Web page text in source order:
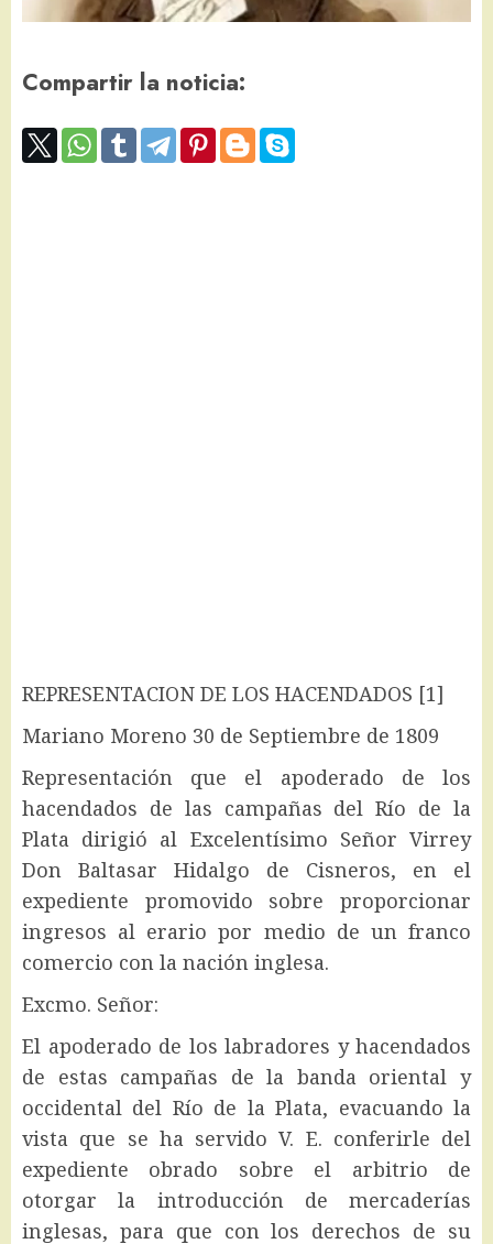
Compartir la noticia:
REPRESENTACION DE LOS HACENDADOS [1]
Mariano Moreno 30 de Septiembre de 1809
Representación que el apoderado de los
hacendados de las campañas del Río de la
Plata dirigió al Excelentísimo Señor Virrey
Don Baltasar Hidalgo de Cisneros, en el
expediente promovido sobre proporcionar
ingresos al erario por medio de un franco
comercio con la nación inglesa.
Excmo. Señor:
El apoderado de los labradores y hacendados
de estas campañas de la banda oriental y
occidental del Río de la Plata, evacuando la
vista que se ha servido V. E. conferirle del
expediente obrado sobre el arbitrio de
otorgar la introducción de mercaderías
inglesas, para que con los derechos de su